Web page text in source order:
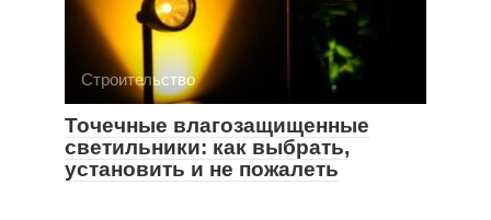
Строительство
Точечные влагозащищенные
светильники: как выбрать,
установить и не пожалеть